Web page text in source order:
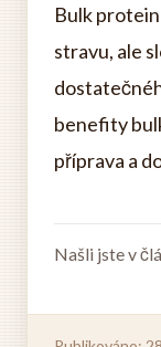
Bulk
stravu, ale
benefity
příprava a
Našli jste v